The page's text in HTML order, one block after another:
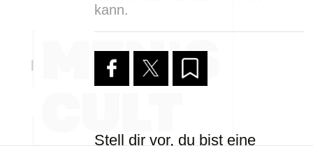
kann.
Stell dir vor, du bist eine